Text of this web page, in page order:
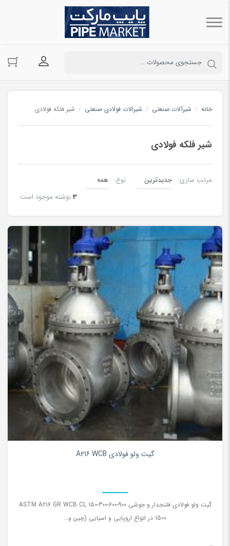
ورود به
خانه / شیرآلات صنعتی / شیرالات فولادی صنعتی / شیر فلکه فولادی
شیر فلکه فولادی
مرتب سازی:
نوع:
3نوشته موجود است.
گیت ولو فولادی A216 WCB
گیت ولو فولادی فلنجدار و جوشی ASTM A216 GR WCB CL 150-300-600-900
1500 در انواع اروپایی و اسیایی (چین و…